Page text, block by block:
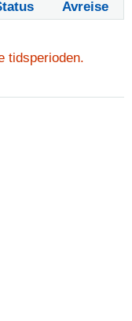
Avreise
tidsperioden.